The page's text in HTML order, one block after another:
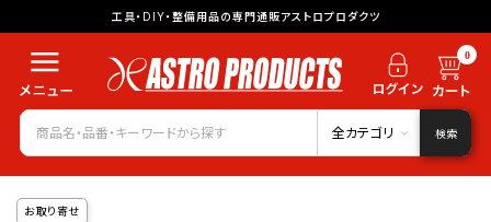
工具・DIY・整備用品の専門通販アストロプロダクツ
0
全カテゴリ 検索
お取り寄せ